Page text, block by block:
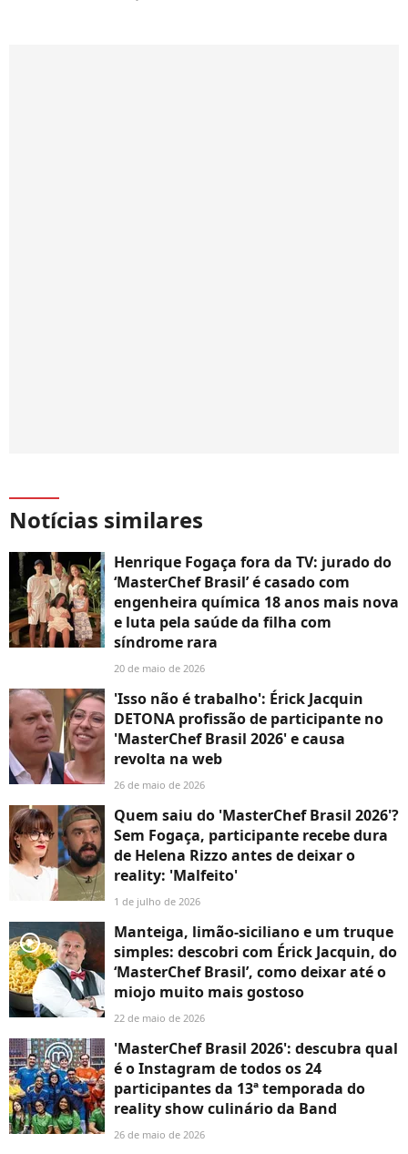
Notícias similares
Henrique Fogaça fora da TV: jurado do
‘MasterChef Brasil’ é casado com
engenheira química 18 anos mais nova
e luta pela saúde da filha com
síndrome rara
20 de maio de 2026
'Isso não é trabalho': Érick Jacquin
DETONA profissão de participante no
'MasterChef Brasil 2026' e causa
revolta na web
26 de maio de 2026
Quem saiu do 'MasterChef Brasil 2026'?
Sem Fogaça, participante recebe dura
de Helena Rizzo antes de deixar o
reality: 'Malfeito'
1 de julho de 2026
player2
Manteiga, limão-siciliano e um truque
simples: descobri com Érick Jacquin, do
‘MasterChef Brasil’, como deixar até o
miojo muito mais gostoso
22 de maio de 2026
'MasterChef Brasil 2026': descubra qual
é o Instagram de todos os 24
participantes da 13ª temporada do
reality show culinário da Band
26 de maio de 2026